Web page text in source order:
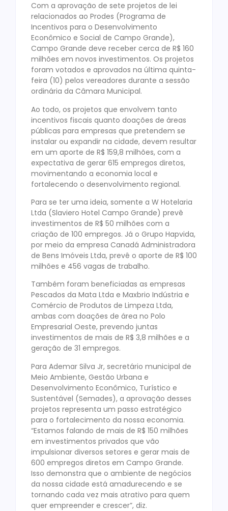
Com a aprovação de sete projetos de lei
relacionados ao Prodes (Programa de
Incentivos para o Desenvolvimento
Econômico e Social de Campo Grande),
Campo Grande deve receber cerca de R$ 160
milhões em novos investimentos. Os projetos
foram votados e aprovados na última quinta-
feira (10) pelos vereadores durante a sessão
ordinária da Câmara Municipal.
Ao todo, os projetos que envolvem tanto
incentivos fiscais quanto doações de áreas
públicas para empresas que pretendem se
instalar ou expandir na cidade, devem resultar
em um aporte de R$ 159,8 milhões, com a
expectativa de gerar 615 empregos diretos,
movimentando a economia local e
fortalecendo o desenvolvimento regional.
Para se ter uma ideia, somente a W Hotelaria
Ltda (Slaviero Hotel Campo Grande) prevê
investimentos de R$ 50 milhões com a
criação de 100 empregos. Já o Grupo Hapvida,
por meio da empresa Canadá Administradora
de Bens Imóveis Ltda, prevê o aporte de R$ 100
milhões e 456 vagas de trabalho.
Também foram beneficiadas as empresas
Pescados da Mata Ltda e Maxbrio Indústria e
Comércio de Produtos de Limpeza Ltda,
ambas com doações de área no Polo
Empresarial Oeste, prevendo juntas
investimentos de mais de R$ 3,8 milhões e a
geração de 31 empregos.
Para Ademar Silva Jr, secretário municipal de
Meio Ambiente, Gestão Urbana e
Desenvolvimento Econômico, Turístico e
Sustentável (Semades), a aprovação desses
projetos representa um passo estratégico
para o fortalecimento da nossa economia.
“Estamos falando de mais de R$ 150 milhões
em investimentos privados que vão
impulsionar diversos setores e gerar mais de
600 empregos diretos em Campo Grande.
Isso demonstra que o ambiente de negócios
da nossa cidade está amadurecendo e se
tornando cada vez mais atrativo para quem
quer empreender e crescer”, diz.